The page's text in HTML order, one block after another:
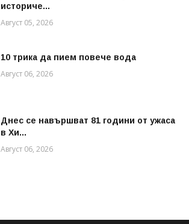
историче...
Август 05, 2026
10 трика да пием повече вода
Август 06, 2026
Днес се навършват 81 години от ужаса
в Хи...
Август 06, 2026